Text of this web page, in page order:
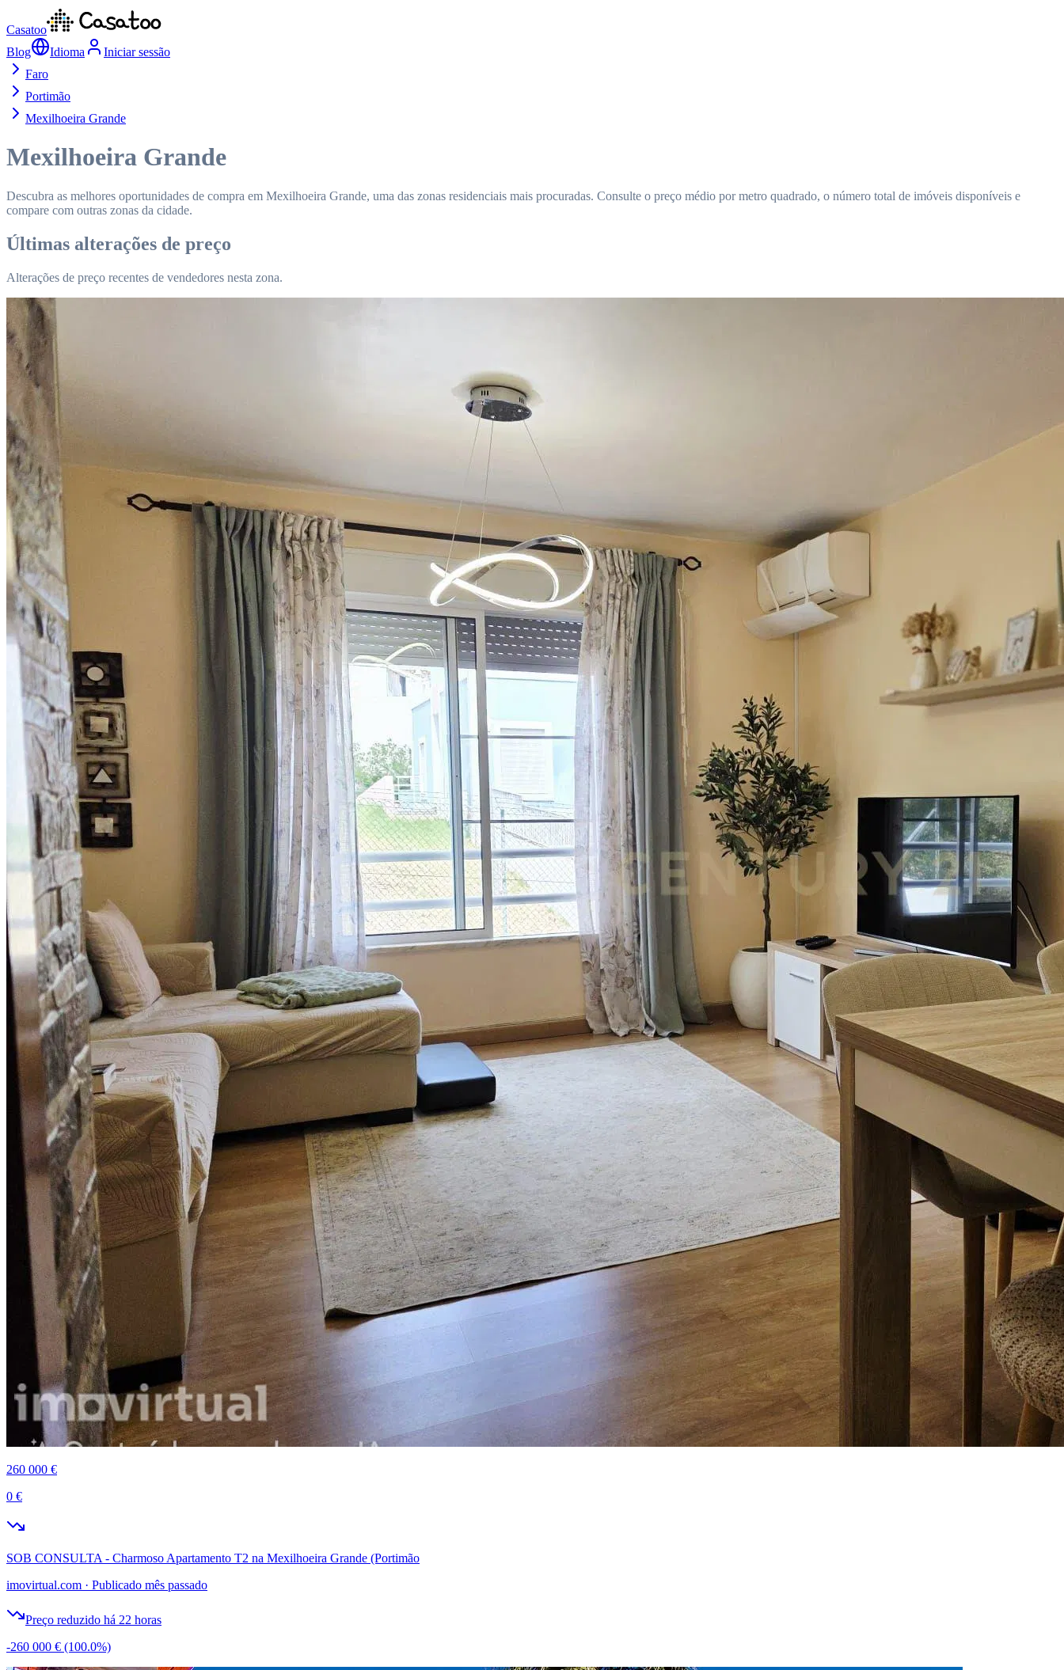
Casatoo
Blog
Idioma
Iniciar sessão
Faro
Portimão
Mexilhoeira Grande
Mexilhoeira Grande
Descubra as melhores oportunidades de compra em Mexilhoeira Grande, uma das zonas residenciais mais procuradas. Consulte o preço médio por metro quadrado, o número total de imóveis disponíveis e
compare com outras zonas da cidade.
Últimas alterações de preço
Alterações de preço recentes de vendedores nesta zona.
260 000 €
0 €
SOB CONSULTA - Charmoso Apartamento T2 na Mexilhoeira Grande (Portimão
imovirtual.com · Publicado mês passado
Preço reduzido há 22 horas
-260 000 € (100.0%)